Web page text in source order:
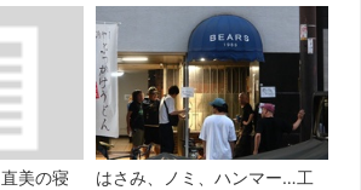
美の寝
はさみ、ノミ、ハンマー…工